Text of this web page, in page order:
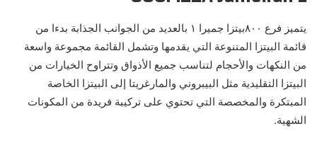
يتميز فرع ٨٠٠بيتزا جميرا ١ بالعديد من الجوانب الجذابة بدءا من
قائمة البيتزا المتنوعة التي يقدمها وتشمل القائمة مجموعة واسعة
من النكهات والأحجام لتناسب جميع الأذواق وتتراوح الخيارات من
البيتزا التقليدية مثل البيبروني والمارغريتا إلى البيتزا الخاصة
المبتكرة والمخصصة التي تحتوي على تركيبة فريدة من المكونات
الشهية.